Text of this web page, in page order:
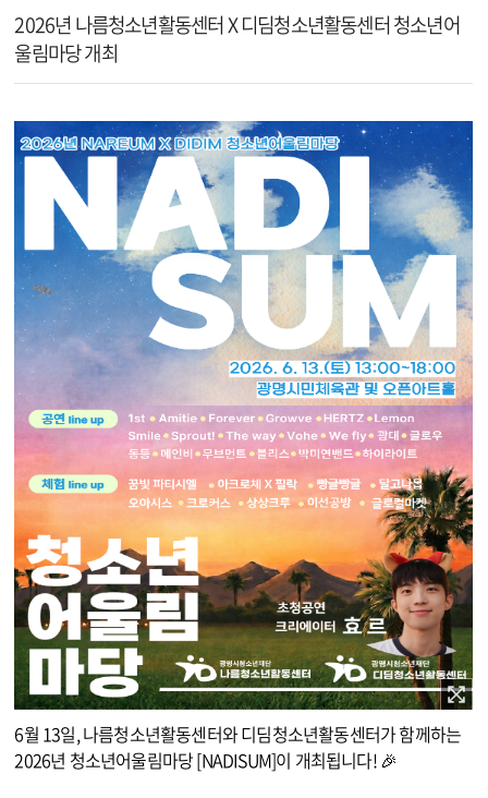
2026년 나름청소년활동센터 X 디딤청소년활동센터 청소년어
울림마당 개최
이미지 확대보기
6월 13일, 나름청소년활동센터와 디딤청소년활동센터가 함께하는
2026년 청소년어울림마당 [NADISUM]이 개최됩니다! 🎉